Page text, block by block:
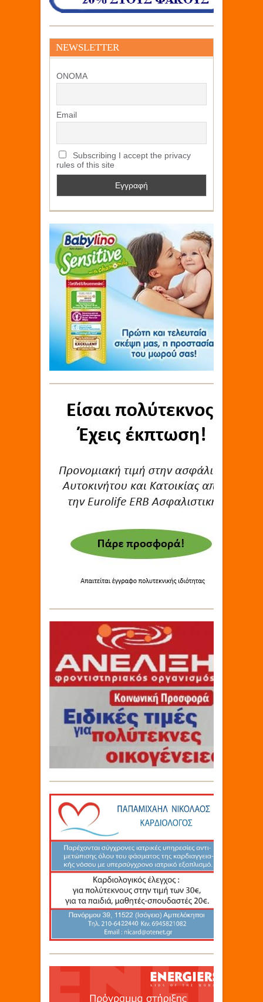
NEWSLETTER
ΟΝΟΜΑ
Email
Subscribing I accept the privacy
rules of this site